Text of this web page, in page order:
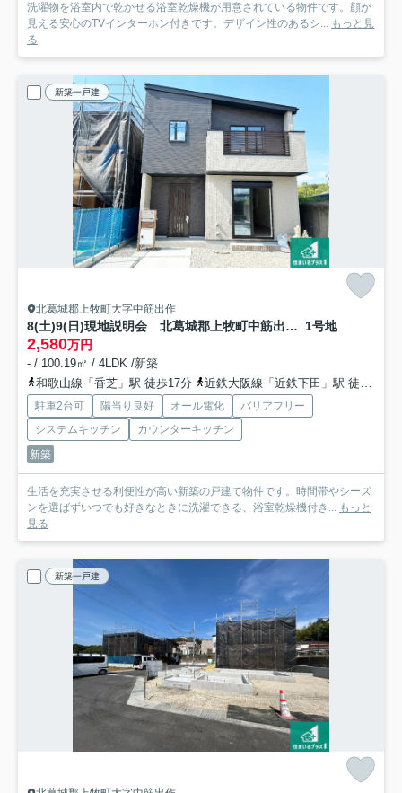
洗濯物を浴室内で乾かせる浴室乾燥機が用意されている物件です。顔が
見える安心のTVインターホン付きです。デザイン性のあるシ... もっと見
る
新築一戸建
北葛城郡上牧町大字中筋出作
8(土)9(日)現地説明会 北葛城郡上牧町中筋出作 全2邸 1号地
2,580万円
- / 100.19㎡ / 4LDK /新築
和歌山線「香芝」駅 徒歩17分
近鉄大阪線「近鉄下田」駅 徒歩20分
駐車2台可 陽当り良好 オール電化
バリアフリー
システムキッチン
カウンターキッチン
新築
生活を充実させる利便性が高い新築の戸建て物件です。時間帯やシーズ
ンを選ばずいつでも好きなときに洗濯できる、浴室乾燥機付き... もっと
見る
新築一戸建